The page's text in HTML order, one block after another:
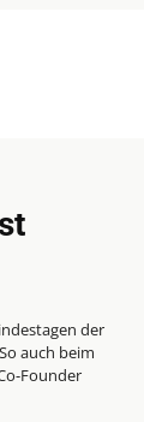
der
auch beim
Founder